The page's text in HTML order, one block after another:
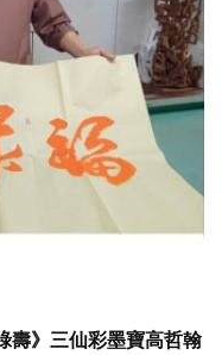
壽》三仙彩墨寶高哲翰